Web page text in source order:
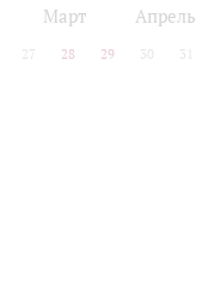
Март Апрель
27 28 29 30 31